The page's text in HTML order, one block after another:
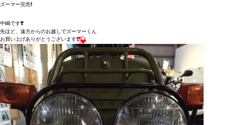
ズーマー完売❗️
中嶋です❣️
先ほど、遠方からのお越しでズーマーくん
お買い上げありがとうございます❗️